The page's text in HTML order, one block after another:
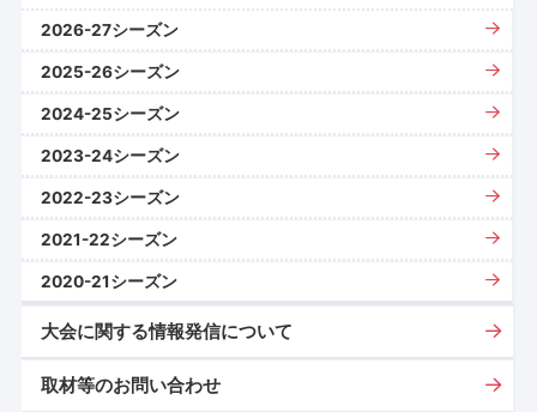
2026-27シーズン
2025-26シーズン
2024-25シーズン
2023-24シーズン
2022-23シーズン
2021-22シーズン
2020-21シーズン
大会に関する情報発信について
取材等のお問い合わせ